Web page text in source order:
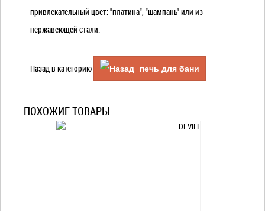
привлекательный цвет: "платина", "шампань" или из
нержавеющей стали.
Назад в категорию печь для бани
ПОХОЖИЕ ТОВАРЫ